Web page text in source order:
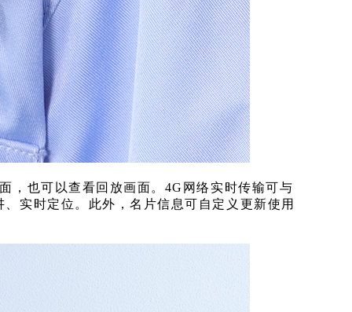
，也可以查看回放画面。4G网络实时传输可与
实时定位。此外，名片信息可自定义更新使用